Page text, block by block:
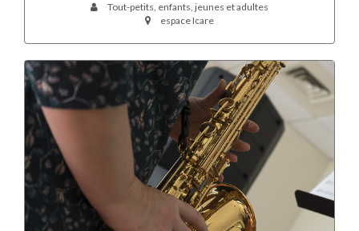
Tout-petits, enfants, jeunes et adultes
espace Icare